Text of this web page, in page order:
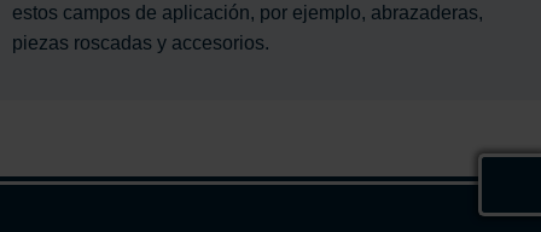
estos campos de aplicación, por ejemplo, abrazaderas,
piezas roscadas y accesorios.